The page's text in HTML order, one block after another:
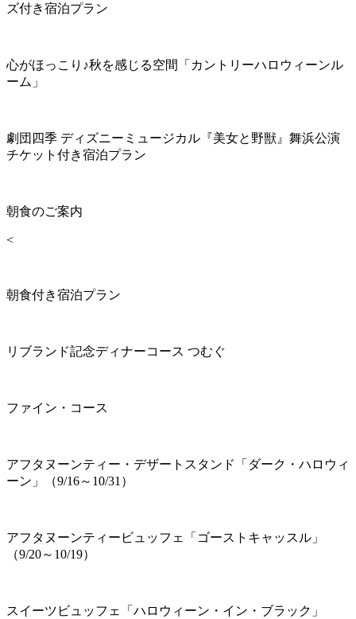
ズ付き宿泊プラン
心がほっこり♪秋を感じる空間「カントリーハロウィーンル
ーム」
劇団四季 ディズニーミュージカル『美女と野獣』舞浜公演
チケット付き宿泊プラン
朝食のご案内
<
朝食付き宿泊プラン
リブランド記念ディナーコース つむぐ
ファイン・コース
アフタヌーンティー・デザートスタンド「ダーク・ハロウィ
ーン」（9/16～10/31）
アフタヌーンティービュッフェ「ゴーストキャッスル」
（9/20～10/19）
スイーツビュッフェ「ハロウィーン・イン・ブラック」